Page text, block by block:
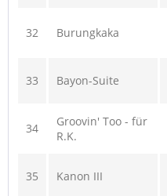
32 Burungkaka
33 Bayon-Suite
34
Groovin' Too - für
R.K.
35 Kanon III